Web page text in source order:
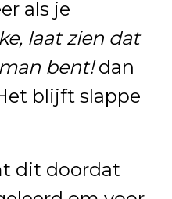
als je
laat zien dat
bent!dan
blijft slappe
dit doordat